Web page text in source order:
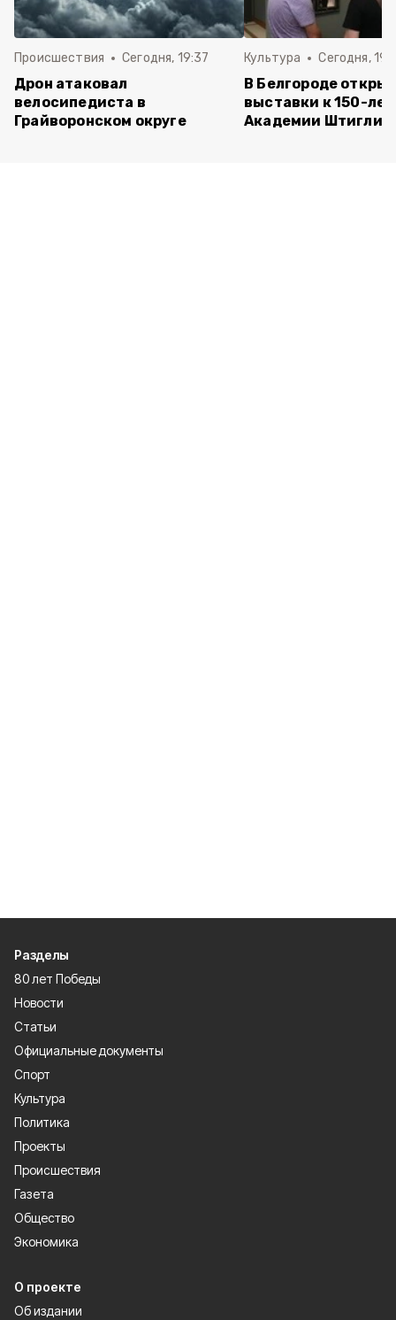
Происшествия Сегодня, 19:37
Дрон атаковал
велосипедиста в
Грайворонском округе
Культура Сегодня,
В Белгороде
выставки к 150-
Академии
Разделы
80 лет Победы
Новости
Статьи
Официальные документы
Спорт
Культура
Политика
Проекты
Происшествия
Газета
Общество
Экономика
О проекте
Об издании